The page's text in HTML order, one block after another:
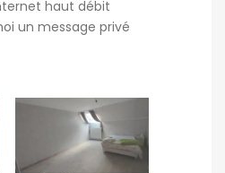
haut débit
un message privé